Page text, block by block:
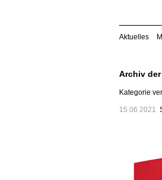
Aktuelles
Archiv
Kategorie
15 06 2021